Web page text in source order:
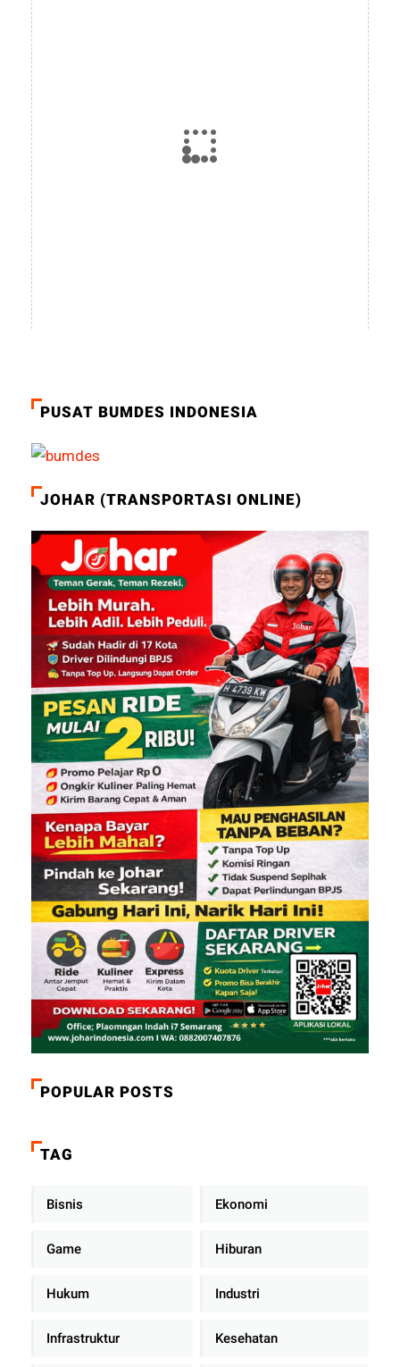
PUSAT BUMDES INDONESIA
JOHAR (TRANSPORTASI ONLINE)
POPULAR POSTS
TAG
Bisnis Ekonomi
Game Hiburan
Hukum Industri
Infrastruktur Kesehatan